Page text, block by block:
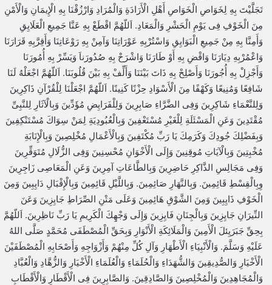
تَجَلَّيْتَ بِهِ لِخَوَاصِ الْخَوَاصِ أَهْلِ الْأَرَادَةِ وَالْمُرَادِ وَارْزُقْنَا بِهِ الْإِيمَانِ وَالْأَمْنِ
مِنَ الْخَوْفِ فِى يَوْمِ الْحَشْرِ وَالْمَعَادِ. اَللّهُمَّ اقْطَعْ بِهِ عَنَّا جَمِيعِ الْعَلَايِقِ
وَأَمِنَّا بِهِ مِنْ جَمِيعِ الْبَوَايِقِ وَاسْتُرْبِهِ عَوْرَاتِنَا وَآمِنْ بِهِ رَوْعَاتِنَا وَأَقِرَّبِهِ قَرَارَنَا
وَاعْمُرْبِهِ دِيَارَنَا وَاقْضِ بِهِ أَوْ طَارَنَا وَاشْرَحْ بِهِ صُدُورَناَ وَيَسِّرْ بِهِ أُمُورَنَا
وَأَجْزِلْ بِهِ أُجُورَنَا وَأَصْلِحْ بِهِ ذَاتَ بَيْنَنَا وَأَلِّفْ بِهِ بَيْنَ قُلُوبَنَا. اَللّهُمَّ اجْعَلْهُ لَنَا
شَافِعًا وَمُنِيعًا وَكَهْفًا مِنَ الْأَسْوَادِ حِزْنًا كَنِينًا. اَللّهُمَّ اجْعَلْنَا لِلْقُرْآنِ ذَاكِرِينَ
وَلِلنَّعْمَاءِ شَاكِرِينَ وَفِى الضَّرَّاءِ صَابِرِينَ وَلِلْفَرَايِضِ مُؤَدِّينَ وَبِالْآثَارِ لِلنَّبِىِّ
مُقْتَدِينَ وَعَنِ الْمَسْئَلَةِ لِلْغَيْرِ مُسْتَعْفِينَ وَبِالْعُبُودِيَةِ لِمَنْ سِوَاكَ مُسْتَنْكِفِينَ
وَبِفَضْلِكَ جُودِكَ وَكَرَمِكَ يَا رَبِّ مُكْتَفِينَ وَبِالْأَعْمَالِ مُخْلِصِينَ وَبِالْإِنَابَةِ
مُخْبِتِينَ وَبِالْآيَاتِ مُوقِنِينَ وَإِلَى الْأَخْوَانِ مُحْسِنِينَ وَفِى الزُّلَالِ مُتَوَقِّرِينَ
وَفِى مَجَالِسِ الذَّاكِرِ حَاضِرِينَ وَبِالطَّاعَاتِ آمِرِينَ وَعَنِ الْمَعَاصِى زَاجِرِينَ
وِبِالْقِسْطِ قَائِمِينَ. وَبِالنَّهَارِ صَائِمِينَ. وَبِاللَّيْلِ قَائِمِينَ وَبِالْإِقْبَالِ دَايِبِينَ وَمِنَ
الْخَوْفِ ذَايِبِينَ وَمِنَ الشَّوْقِ هَائِمِينَ وَعَلَى مَتْنِ الصِّرَاطِ جَايِزِينَ وَعَنَ
النِّيرَانِ جَايِزِينَ وَبِالْجِنَانِ فَايِزِينَ وَإِلَى وَجْهِِكَ الْكَرِيمِ يَا رَبِّ نَاظِرِينَ. اَللّهُمَّ
بِحِقِّ جَبَرَيِئلَ الْأَمِينَ وَالْمَلَائِكَةِ الْأَنْوَارِ وَبِحَقِّ الْمُصْطَفَى مُحَمَّدٍ صَلَّى اللهُ
عَلَيْهِ وَسَلَّمَ. وَالْأَنْبِيَاءِ الْأَطْهَارِ وَآلِ كُلِّ مِنْهُمْ وَأَزْوَاجِهِ وَأَصْحَابِهِ الْمُصْطَفَيْنَ
الْأَخْيَارِ وَالصُّدِيقِينَ وَالشُّهَدَاءِ وَالْحُلَمَاءِ وَالْعُلَمَاءِ الْأَخْيَارِ وَالزُّهَّادِ وَالْعُبَّادِ
وَالْمُجَاهِدِينَ وَالْمُخْلِصِينَ وَالصَّادِقِينَ. وَالصَّابِرِينَ فِى الْأَقْطَارِ وَالْأَقْطَابِ